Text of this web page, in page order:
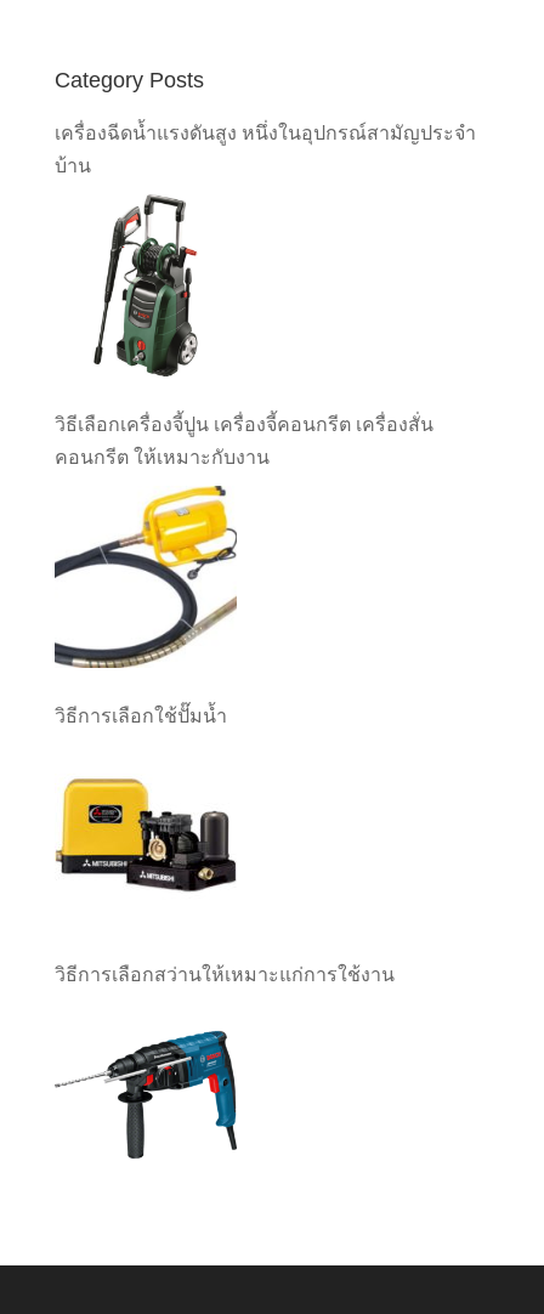
Category Posts
เครื่องฉีดน้ำแรงดันสูง หนึ่งในอุปกรณ์สามัญประจำ
บ้าน
วิธีเลือกเครื่องจี้ปูน เครื่องจี้คอนกรีต เครื่องสั่น
คอนกรีต ให้เหมาะกับงาน
วิธีการเลือกใช้ปั๊มน้ำ
วิธีการเลือกสว่านให้เหมาะแก่การใช้งาน